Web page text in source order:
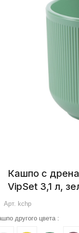
Кашпо с
VipSet 3,1 л,
Арт. kchp
другого цвета :